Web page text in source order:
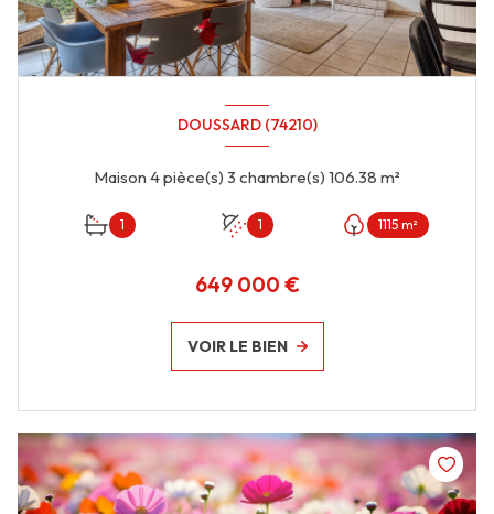
DOUSSARD (74210)
Maison 4 pièce(s) 3 chambre(s) 106.38 m²
1 1 1115 m²
649 000 €
VOIR LE BIEN